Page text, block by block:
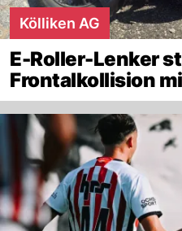
Kölliken AG
E-Roller-Lenker
Frontalkollision